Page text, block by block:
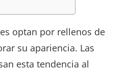
optan por rellenos de
su apariencia. Las
esta tendencia al